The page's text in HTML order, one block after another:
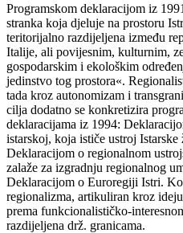
Programskom deklaracijom iz
stranka koja djeluje na prostoru
teritorijalno razdijeljena između
Italije, ali povijesnim, kulturnim,
gospodarskim i ekološkim
jedinstvo tog prostora«.
tada kroz autonomizam i
cilja dodatno se konkretizira
deklaracijama iz 1994:
istarskoj, koja ističe ustroj
Deklaracijom o regionalnom
zalaže za izgradnju regionalnog
Deklaracijom o Euroregiji Istri.
regionalizma, artikuliran kroz
prema funkcionalističko-
razdijeljena drž. granicama.